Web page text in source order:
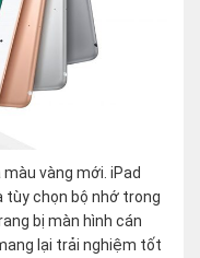
vàng mới. iPad
tùy chọn bộ nhớ trong
bị màn hình cán
lại trải nghiệm tốt